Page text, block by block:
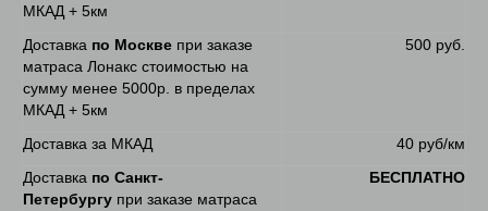
МКАД + 5км
Доставка по Москве при заказе
матраса Лонакс стоимостью на
сумму менее 5000р. в пределах
МКАД + 5км
500 руб.
Доставка за МКАД
40 руб/км
Доставка по Санкт-
Петербургу при заказе матраса
БЕСПЛАТНО